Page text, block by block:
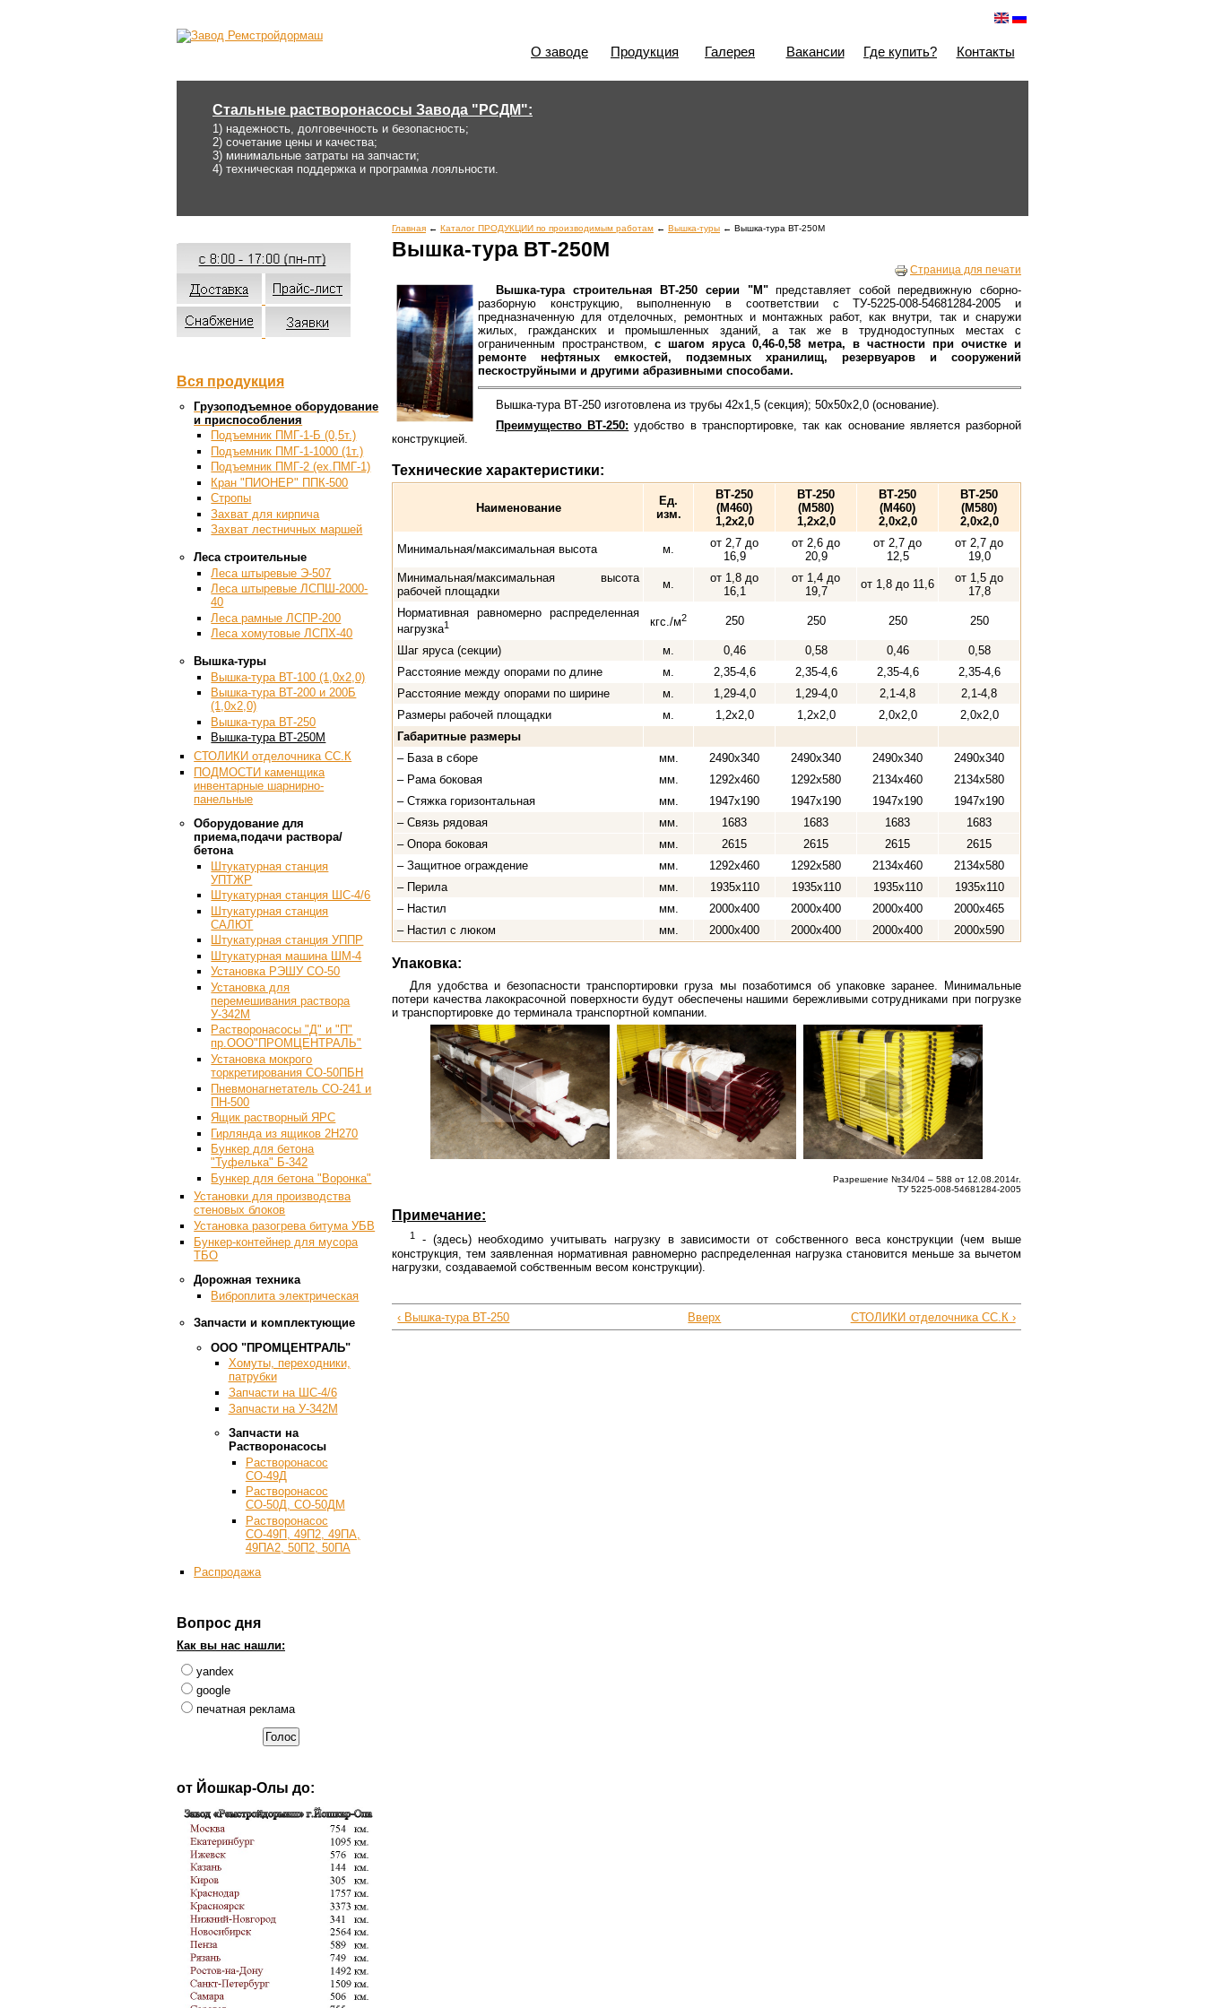
О заводе Продукция Галерея Вакансии Где купить? Контакты
Стальные растворонасосы Завода "РСДМ":
1) надежность, долговечность и безопасность;
2) сочетание цены и качества;
3) минимальные затраты на запчасти;
4) техническая поддержка и программа лояльности.
Вся продукция
Грузоподъемное оборудование
и приспособления
Подъемник ПМГ-1-Б (0,5т.)
Подъемник ПМГ-1-1000 (1т.)
Подъемник ПМГ-2 (ex.ПМГ-1)
Кран "ПИОНЕР" ППК-500
Стропы
Захват для кирпича
Захват лестничных маршей
Леса строительные
Леса штыревые Э-507
Леса штыревые ЛСПШ-2000-
40
Леса рамные ЛСПР-200
Леса хомутовые ЛСПХ-40
Вышка-туры
Вышка-тура ВТ-100 (1,0х2,0)
Вышка-тура ВТ-200 и 200Б
(1,0х2,0)
Вышка-тура ВТ-250
Вышка-тура ВТ-250М
СТОЛИКИ отделочника СС.К
ПОДМОСТИ каменщика
инвентарные шарнирно-
панельные
Оборудование для
приема,подачи раствора/
бетона
Штукатурная станция
УПТЖР
Штукатурная станция ШС-4/6
Штукатурная станция
САЛЮТ
Штукатурная станция УППР
Штукатурная машина ШМ-4
Установка РЭШУ СО-50
Установка для
перемешивания раствора
У-342М
Растворонасосы "Д" и "П"
пр.ООО"ПРОМЦЕНТРАЛЬ"
Установка мокрого
торкретирования СО-50ПБН
Пневмонагнетатель СО-241 и
ПН-500
Ящик растворный ЯРС
Гирлянда из ящиков 2Н270
Бункер для бетона
"Туфелька" Б-342
Бункер для бетона "Воронка"
Установки для производства
стеновых блоков
Установка разогрева битума УБВ
Бункер-контейнер для мусора
ТБО
Дорожная техника
Виброплита электрическая
Запчасти и комплектующие
ООО "ПРОМЦЕНТРАЛЬ"
Хомуты, переходники,
патрубки
Запчасти на ШС-4/6
Запчасти на У-342М
Запчасти на
Растворонасосы
Растворонасос
СО-49Д
Растворонасос
СО-50Д, СО-50ДМ
Растворонасос
СО-49П, 49П2, 49ПА,
49ПА2, 50П2, 50ПА
Распродажа
Вопрос дня
Как вы нас нашли:
yandex
google
печатная реклама
от Йошкар-Олы до:
Главная ← Каталог ПРОДУКЦИИ по производимым работам ← Вышка-туры ← Вышка-тура ВТ-250М
Вышка-тура ВТ-250М
Страница для печати
Вышка-тура строительная ВТ-250 серии "М"представляет собой передвижную сборно-
разборную конструкцию, выполненную в соответствии с ТУ-5225-008-54681284-2005 и
предназначенную для отделочных, ремонтных и монтажных работ, как внутри, так и снаружи
жилых, гражданских и промышленных зданий, а так же в труднодоступных местах с
ограниченным пространством, с шагом яруса 0,46-0,58 метра, в частности при очистке и
ремонте нефтяных емкостей, подземных хранилищ, резервуаров и сооружений
пескоструйными и другими абразивными способами.
Вышка-тура ВТ-250 изготовлена из трубы 42х1,5 (секция); 50х50х2,0 (основание).
Преимущество ВТ-250: удобство в транспортировке, так как основание является разборной
конструкцией.
Технические характеристики:
Наименование
Ед.
изм.
ВТ-250
(М460)
1,2x2,0
ВТ-250
(М580)
1,2x2,0
ВТ-250
(М460)
2,0x2,0
ВТ-250
(М580)
2,0x2,0
Минимальная/максимальная высота м.
от 2,7 до
16,9
от 2,6 до
20,9
от 2,7 до
12,5
от 2,7 до
19,0
Минимальная/максимальная высота
рабочей площадки
м.
от 1,8 до
16,1
от 1,4 до
19,7
от 1,8 до 11,6
от 1,5 до
17,8
Нормативная равномерно распределенная
нагрузка1 кгс./м2 250 250 250 250
Шаг яруса (секции) м. 0,46 0,58 0,46
0,58
Расстояние между опорами по длине
м. 2,35-4,6 2,35-4,6 2,35-4,6
2,35-4,6
Расстояние между опорами по ширине
м. 1,29-4,0 1,29-4,0 2,1-4,8
2,1-4,8
Размеры рабочей площадки
м. 1,2x2,0 1,2x2,0 2,0x2,0
2,0x2,0
Габаритные размеры
– База в сборе
мм. 2490x340 2490x340 2490x340
2490x340
– Рама боковая
мм. 1292x460 1292x580 2134x460
2134x580
– Стяжка горизонтальная
мм. 1947x190 1947x190 1947x190
1947x190
– Связь рядовая
мм. 1683 1683 1683
1683
– Опора боковая
мм. 2615 2615 2615
2615
– Защитное ограждение
мм. 1292x460 1292x580 2134x460
2134x580
– Перила
мм. 1935x110 1935x110 1935x110
1935x110
– Настил
мм. 2000x400 2000x400 2000x400
2000x465
– Настил с люком
мм. 2000x400 2000x400 2000x400 2000x590
Упаковка:
Для удобства и безопасности транспортировки груза мы позаботимся об упаковке заранее. Минимальные
потери качества лакокрасочной поверхности будут обеспечены нашими бережливыми сотрудниками при погрузке
и транспортировке до терминала транспортной компании.
Разрешение №34/04 – 588 от 12.08.2014г.
ТУ 5225-008-54681284-2005
Примечание:
1
- (здесь) необходимо учитывать нагрузку в зависимости от собственного веса конструкции (чем выше
конструкция, тем заявленная нормативная равномерно распределенная нагрузка становится меньше за вычетом
нагрузки, создаваемой собственным весом конструкции).
‹ Вышка-тура ВТ-250 Вверх СТОЛИКИ отделочника СС.К ›